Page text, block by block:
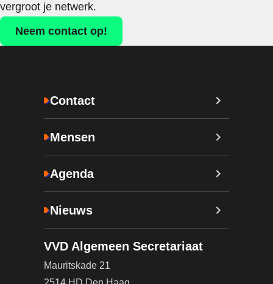
vergroot je netwerk.
Neem contact op!
Contact
Mensen
Agenda
Nieuws
VVD Algemeen Secretariaat
Mauritskade 21